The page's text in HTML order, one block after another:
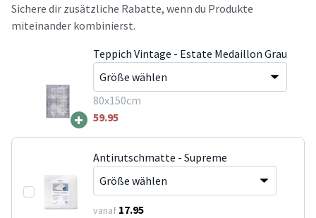
Sichere dir zusätzliche Rabatte, wenn du Produkte
miteinander kombinierst.
+
Teppich Vintage - Estate Medaillon Grau
80x150cm
59.95
Antirutschmatte - Supreme
vanaf 17.95